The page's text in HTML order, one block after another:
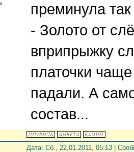
преминула
- Золото от
вприпрыжку
платочки
падали. А
состав...
Дата: Сб., 22.01.2011, 05:13 |